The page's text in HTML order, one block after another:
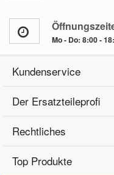
Mo - Do: 8:00 -
Kundenservice
Der Ersatzteileprofi
Rechtliches
Top Produkte